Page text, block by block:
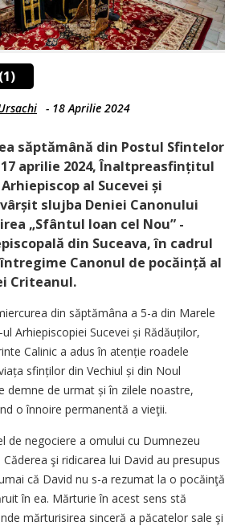
- 18 Aprilie 2024
săptămână din Postul Sfintelor
aprilie 2024, Înaltprea­sfințitul
al Sucevei și
slujba Deniei Canonului
„Sfântul Ioan cel Nou” -
din Suceava, în cadrul
Canonul de pocăință al
Criteanul.
din săptămâna a 5-a din Marele
Arhiepiscopiei Sucevei și Rădăuților,
Calinic a adus în atenție roadele
sfinților din Vechiul și din Noul
demne de urmat și în zilele noastre,
o înnoire permanentă a vieţii.
de negociere a omului cu Dumnezeu
şi ridicarea lui David au presupus
că David nu s-a rezumat la o pocăinţă
în ea. Mărturie în acest sens stă
mărturisirea sinceră a păcatelor sale şi